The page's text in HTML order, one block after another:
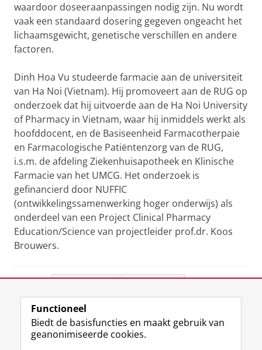
waardoor doseeraanpassingen nodig zijn. Nu wordt
vaak een standaard dosering gegeven ongeacht het
lichaamsgewicht, genetische verschillen en andere
factoren.
Dinh Hoa Vu studeerde farmacie aan de universiteit
van Ha Noi (Vietnam). Hij promoveert aan de RUG op
onderzoek dat hij uitvoerde aan de Ha Noi University
of Pharmacy in Vietnam, waar hij inmiddels werkt als
hoofddocent, en de Basiseenheid Farmacotherpaie
en Farmacologische Patiëntenzorg van de RUG,
i.s.m. de afdeling Ziekenhuisapotheek en Klinische
Farmacie van het UMCG. Het onderzoek is
gefinancierd door NUFFIC
(ontwikkelingssamenwerking hoger onderwijs) als
onderdeel van een Project Clinical Pharmacy
Education/Science van projectleider prof.dr. Koos
Brouwers.
View this page in:English
Functioneel
Biedt de basisfuncties en maakt gebruik van
geanonimiseerde cookies.